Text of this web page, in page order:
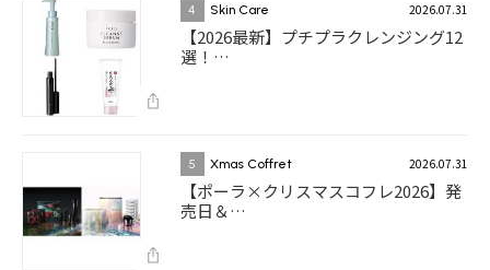
4 Skin Care 2026.07.31
【2026最新】プチプラクレンジング12
選！…
5 Xmas Coffret 2026.07.31
【ポーラ×クリスマスコフレ2026】発
売日＆…